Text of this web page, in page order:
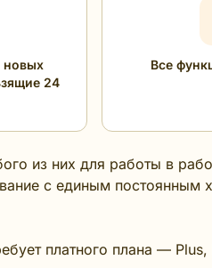
новых
24
Все
из них для работы в
с единым постоянным
платного плана —